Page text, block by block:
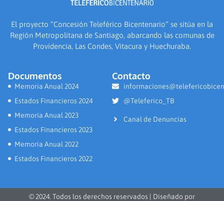
El proyecto “Concesión Teleférico Bicentenario” se sitúa en la
Región Metropolitana de Santiago, abarcando las comunas de
Providencia, Las Condes, Vitacura y Huechuraba.
Documentos
Memoria Anual 2024
Estados Financieros 2024
Memoria Anual 2023
Estados Financieros 2023
Memoria Anual 2022
Estados Financieros 2022
Contacto
@Teleferico_TB
Canal de Denuncias
© 2024. Todos los derechos reservados | Diseñado por